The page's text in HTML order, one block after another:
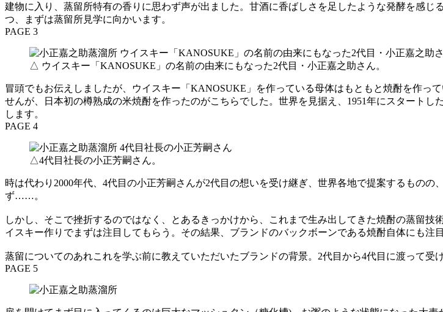
建物に入り、蒸留所特有の香りに思わず声が出ました。甘酒に香ばしさを足したような発酵を感
つ、まずは蒸留所見学に向かいます。
PAGE 3
△ ウイスキー「KANOSUKE」の名前の由来にもなった2代目・小正嘉之助さん。
冒頭でもお伝えしましたが、ウイスキー「KANOSUKE」を作っている母体はもともと焼酎を作っ
せんが、日本初の樽熟成の米焼酎を作ったのがこちらでした。世界を見据え、1951年にスタート
します。
PAGE 4
△4代目社長の小正芳嗣さん。
時は代わり2000年代、4代目の小正芳嗣さんが2代目の想いを受け継ぎ、世界各地で提案するもの
ず……。
しかし、そこで挫折するのではなく、とあるきっかけから、これまで生み出してきた焼酎の蒸留
イスキー作りでまずは注目してもらう。その結果、ブランドのバックボーンである焼酎自体にも
蒸留についてのあれこれを学ぶ前に教えていただいたブランドの背景。2代目から4代目に渡って受
PAGE 5